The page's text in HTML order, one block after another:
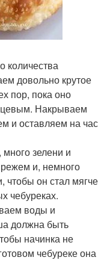
количества
довольно крутое
пор, пока оно
Накрываем
и оставляем на час
зелени и
и, немного
чтобы он стал мягче
чебуреках.
воды и
должна быть
начинка не
чебуреке она